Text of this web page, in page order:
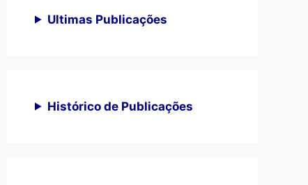
Ultimas Publicações
Histórico de Publicações